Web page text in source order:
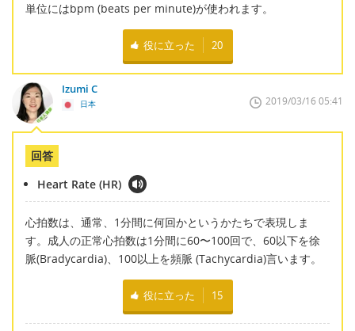
単位にはbpm (beats per minute)が使われます。
役に立った 20
Izumi C
日本 2019/03/16 05:41
回答
Heart Rate (HR)
心拍数は、通常、1分間に何回かというかたちで表現しま
す。成人の正常心拍数は1分間に60〜100回で、60以下を徐
脈(Bradycardia)、100以上を頻脈 (Tachycardia)言います。
役に立った 15